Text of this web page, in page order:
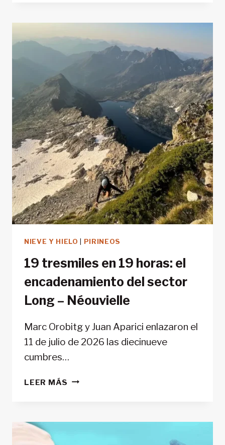
SUS
PUERTAS
DESPUÉS
SU
RENOVACIÓN
NIEVE Y HIELO PIRINEOS
19 tresmiles en 19 horas: el
encadenamiento del sector
Long – Néouvielle
Marc Orobitg y Juan Aparici enlazaron el
11 de julio de 2026 las diecinueve
cumbres…
LEER MÁS 19